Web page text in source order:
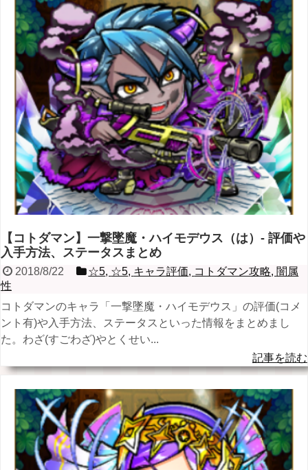
【コトダマン】一撃墜魔・ハイモデウス（は）- 評価や
入手方法、ステータスまとめ
2018/8/22 ☆5, ☆5, キャラ評価, コトダマン攻略, 闇属
性
コトダマンのキャラ「一撃墜魔・ハイモデウス」の評価(コメ
ント有)や入手方法、ステータスといった情報をまとめまし
た。わざ(すごわざ)やとくせい...
記事を読む